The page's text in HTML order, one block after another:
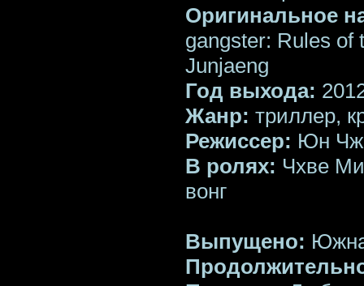
Оригинальное
gangster: Rules of
Junjaeng
Год выхода:
Жанр: триллер,
Режиссер: Юн
В ролях: Чхве
вонг
Выпущено: